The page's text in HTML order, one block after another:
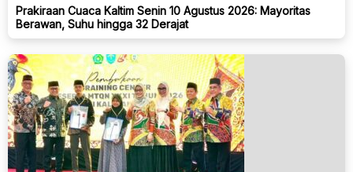
Prakiraan Cuaca Kaltim Senin 10 Agustus 2026: Mayoritas
Berawan, Suhu hingga 32 Derajat